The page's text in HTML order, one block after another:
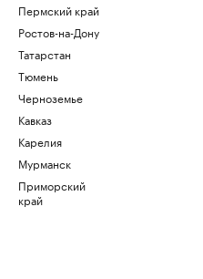
Пермский край
Ростов-на-Дону
Татарстан
Тюмень
Черноземье
Кавказ
Карелия
Мурманск
Приморский
край